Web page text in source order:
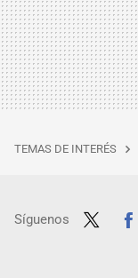
TEMAS DE INTERÉS
Síguenos